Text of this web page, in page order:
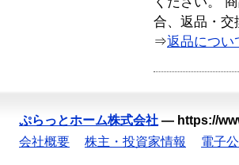
合、返品・交
⇒返品につい
ぷらっとホーム株式会社 — https://
会社概要
株主・投資家情報 電子